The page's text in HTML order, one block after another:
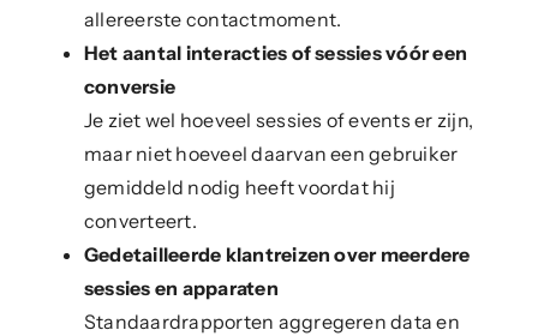
allereerste contactmoment.
Het aantal interacties of sessies vóór een
conversie
Je ziet wel hoeveel sessies of events er zijn,
maar niet hoeveel daarvan een gebruiker
gemiddeld nodig heeft voordat hij
converteert.
Gedetailleerde klantreizen over meerdere
sessies en apparaten
Standaardrapporten aggregeren data en